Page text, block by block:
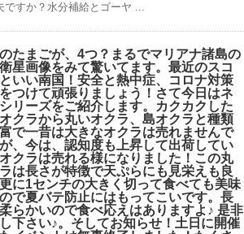
ですか？水分補給とゴーヤ ...
たまごが、4つ？まるでマリアナ諸島の
星画像をみて驚いてます。最近のスコ
いい南国！安全と熱中症、コロナ対策
つけて頑張りましょう！さて今日はネ
リーズをご紹介します。カクカクした
クラから丸いオクラ、島オクラと種類
で一昔は大きなオクラは売れませんで
、今は、認知度も上昇して出荷してい
クラは売れる様になりました！この丸
は長さが特徴で天ぷらにも見栄えも良
に1センチの大きく切って食べても美味
で夏バテ防止にはもってこいです。長
らかいので食べ応えはありますよ♪ 是非
下さい♪。そしてお知らせ！土日に開催